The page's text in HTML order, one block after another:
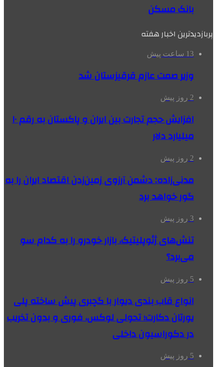
بانک مسکن
پربازدیدترین اخبار هفته
13 ساعت پیش
وزیر صمت عازم قرقیزستان شد
2 روز پیش
افزایش حجم تجارت بین ایران و پاکستان به رقم ۱۰
میلیارد دلار
2 روز پیش
مدنی‌زاده: دشمن آرزوی زمین‌زدن اقتصاد ایران را به
گور خواهد برد
3 روز پیش
تنش‌های ژئوپلیتیک، بازار خودرو را به کدام سو
می‌برد؟
5 روز پیش
انواع قاب بندی دیوار با گچبری پیش ساخته پلی
یورتان دکارت؛ تحولی لوکس، فوری و بدون تخریب
در دکوراسیون داخلی
5 روز پیش